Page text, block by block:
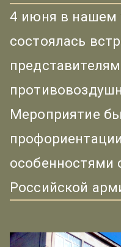
4 июня в нашем
состоялась
Мероприятие
особенностями
Российской